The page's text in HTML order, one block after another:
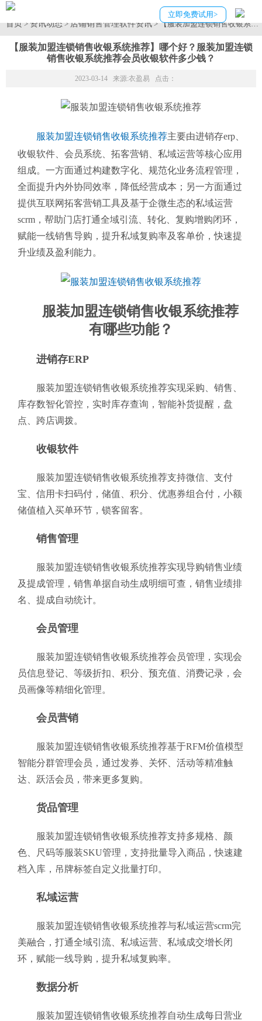
立即免费试用>
首页>资讯动态>店铺销售管理软件资讯> 【服装加盟连锁销售收银系统
【服装加盟连锁销售收银系统推荐】哪个好？服装加盟连锁
销售收银系统推荐会员收银软件多少钱？
2023-03-14 来源:衣盈易 点击：
服装加盟连锁销售收银系统推荐主要由进销存erp、
收银软件、会员系统、拓客营销、私域运营等核心应用
组成。一方面通过构建数字化、规范化业务流程管理，
全面提升内外协同效率，降低经营成本；另一方面通过
提供互联网拓客营销工具及基于企微生态的私域运营
scrm，帮助门店打通全域引流、转化、复购增购闭环，
赋能一线销售导购，提升私域复购率及客单价，快速提
升业绩及盈利能力。
服装加盟连锁销售收银系统推荐
有哪些功能？
进销存ERP
服装加盟连锁销售收银系统推荐实现采购、销售、
库存数智化管控，实时库存查询，智能补货提醒，盘
点、跨店调拨。
收银软件
服装加盟连锁销售收银系统推荐支持微信、支付
宝、信用卡扫码付，储值、积分、优惠券组合付，小额
储值植入买单环节，锁客留客。
销售管理
服装加盟连锁销售收银系统推荐实现导购销售业绩
及提成管理，销售单据自动生成明细可查，销售业绩排
名、提成自动统计。
会员管理
服装加盟连锁销售收银系统推荐会员管理，实现会
员信息登记、等级折扣、积分、预充值、消费记录，会
员画像等精细化管理。
会员营销
服装加盟连锁销售收银系统推荐基于RFM价值模型
智能分群管理会员，通过发券、关怀、活动等精准触
达、跃活会员，带来更多复购。
货品管理
服装加盟连锁销售收银系统推荐支持多规格、颜
色、尺码等服装SKU管理，支持批量导入商品，快速建
档入库，吊牌标签自定义批量打印。
私域运营
服装加盟连锁销售收银系统推荐与私域运营scrm完
美融合，打通全域引流、私域运营、私域成交增长闭
环，赋能一线导购，提升私域复购率。
数据分析
服装加盟连锁销售收银系统推荐自动生成每日营业